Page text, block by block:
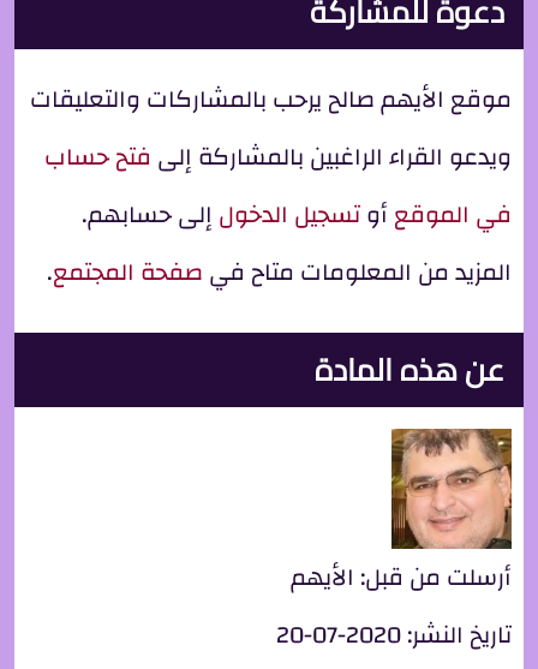
دعوة للمشاركة
موقع الأيهم صالح يرحب بالمشاركات والتعليقات
ويدعو القراء الراغبين بالمشاركة إلى فتح حساب
في الموقعأوتسجيل الدخولإلى حسابهم.
المزيد من المعلومات متاح فيصفحة المجتمع.
عن هذه المادة
أرسلت من قبل: الأيهم
تاريخ النشر:2020-07-20